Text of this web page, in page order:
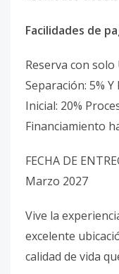
Facilidades de
Reserva con solo
Separación: 5%
Inicial: 20%
Financiamiento
FECHA DE
Marzo 2027
Vive la
excelente
calidad de vida